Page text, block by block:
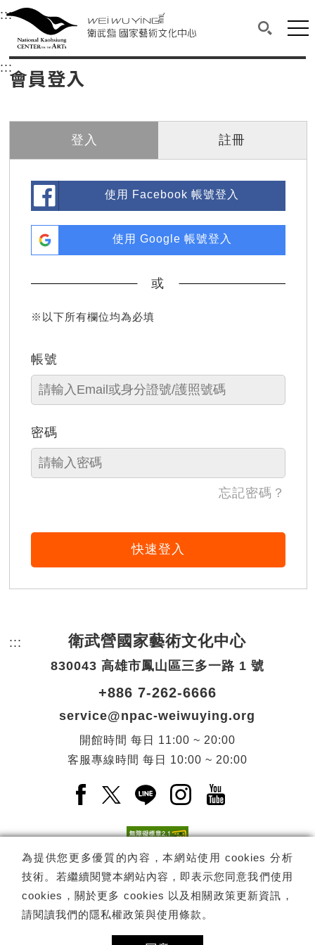
衛武營國家藝術文化中心
中央內容區塊，為本頁主要內容區。
:::選單連結區塊，此區塊列有本網站主要連結。
衛武營國家藝術文化中心
搜尋(開
網
::: 中央內容區塊，為本頁主要內容區。
會員登入
登入 註冊
使用 Facebook 帳號登入
使用 Google 帳號登入
或
※以下所有欄位均為必填
帳號
密碼
忘記密碼？
快速登入
為提供您更多優質的內容，本網站使用 cookies 分析
技術。若繼續閱覽本網站內容，即表示您同意我們使用
cookies，關於更多 cookies 以及相關政策更新資訊，
請閱讀我們的隱私權政策與使用條款 。
::: 頁尾網站資訊。
衛武營國家藝術文化中心
830043 高雄市鳳山區三多一路 1 號
+886 7-262-6666
service@npac-weiwuying.org
開館時間 每日
11:00 ~ 20:00
客服專線時間 每日 10:00 ~ 20:00
Facebook(另開新視窗)
X(另開新視窗)
LINE(另開新視窗)
Instagram(另開新視
YouTube(另開
電子報訂閱 訂閱
Copyright © 國家表演藝術中心 -衛武營國家藝術文化中心